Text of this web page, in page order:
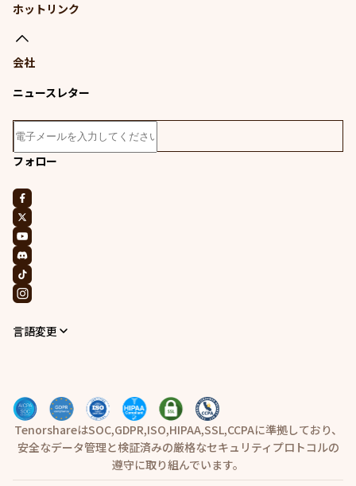
ホットリンク
会社
ニュースレター
フォロー
言語変更
TenorshareはSOC,GDPR,ISO,HIPAA,SSL,CCPAに準拠しており、
安全なデータ管理と検証済みの厳格なセキュリティプロトコルの
遵守に取り組んでいます。